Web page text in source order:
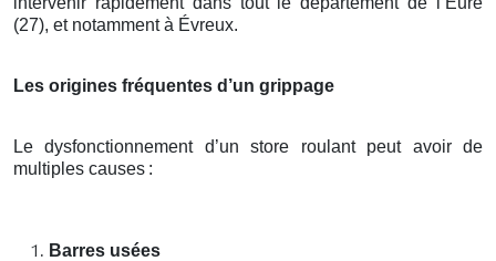
(27), et notamment à Évreux.
Les origines fréquentes d’un grippage
Le dysfonctionnement d’un store roulant peut avoir de
multiples causes :
Barres usées